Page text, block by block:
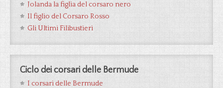
Jolanda la figlia del corsaro nero
Il figlio del Corsaro Rosso
Gli Ultimi Filibustieri
Ciclo dei corsari delle Bermude
I corsari delle Bermude